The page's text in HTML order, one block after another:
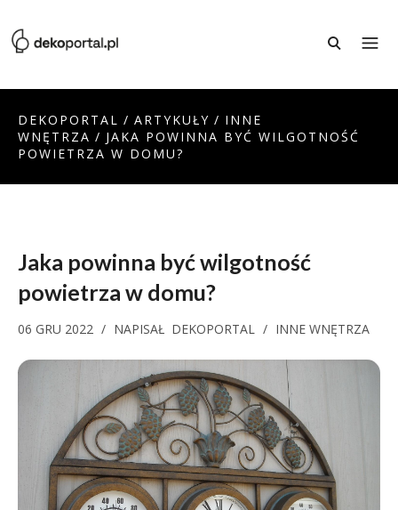
DEKOPORTAL / ARTYKUŁY / INNE
WNĘTRZA / JAKA POWINNA BYĆ WILGOTNOŚĆ
POWIETRZA W DOMU?
Jaka powinna być wilgotność
powietrza w domu?
06 GRU 2022 / NAPISAŁ DEKOPORTAL / INNE WNĘTRZA